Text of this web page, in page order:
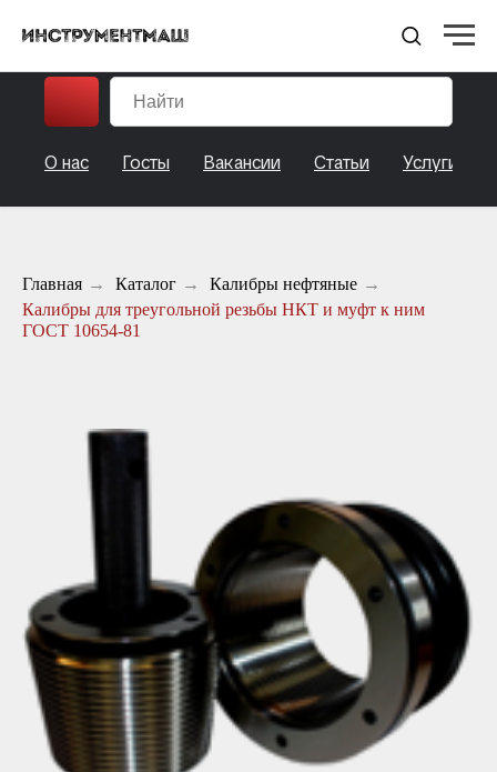
НПО ИНСТРУМЕНТМАШ
О нас Госты Вакансии Статьи Услуги
Главная → Каталог → Калибры нефтяные →
Калибры для треугольной резьбы НКТ и муфт к ним
ГОСТ 10654-81